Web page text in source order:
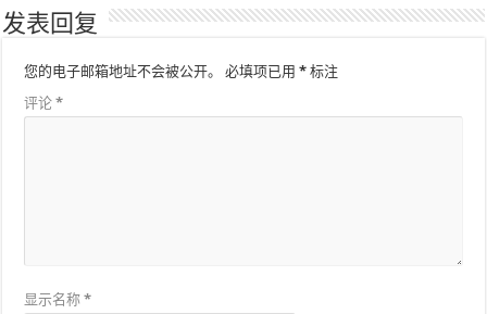
发表回复
您的电子邮箱地址不会被公开。 必填项已用* 标注
评论*
显示名称*